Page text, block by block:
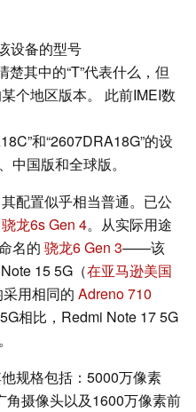
设备的型号
楚其中的“T”代表什么，但
个地区版本。 此前IMEI数
和“2607DRA18G”的设
中国版和全球版。
配置似乎相当普通。已公
骁龙6s Gen 4。从实际用途
名的 骁龙6 Gen 3——该
15 5G（在亚马逊美国
用相同的 Adreno 710
相比，Redmi Note 17 5G
规格包括：5000万像素
摄像头以及1600万像素前